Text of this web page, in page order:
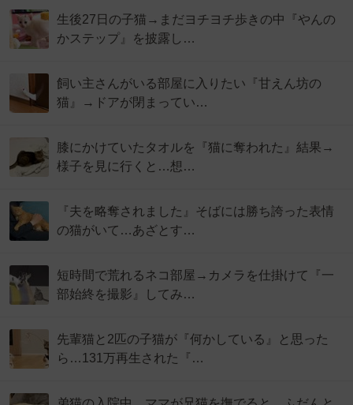
生後27日の子猫→まだヨチヨチ歩きの中『やんの
かステップ』を披露し…
飼い主さんがいる部屋に入りたい『甘えん坊の
猫』→ドアが閉まってい…
膝にかけていたタオルを『猫に奪われた』結果→
様子を見に行くと…想…
『夫を略奪されました』そばには勝ち誇った表情
の猫がいて…あざとす…
短時間で荒れるネコ部屋→カメラを仕掛けて『一
部始終を撮影』してみ…
先輩猫と2匹の子猫が『何かしている』と思った
ら…131万再生された『…